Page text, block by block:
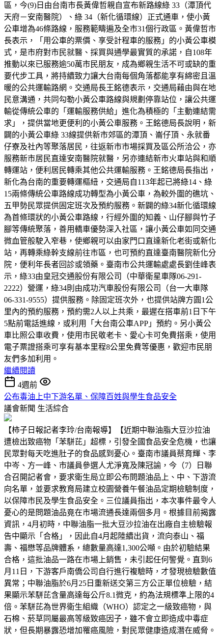
區，今(9)日由台南市長黃偉哲親自宣布新路線綠 33（潭頂代
天府－安南醫院）、綠 34（新化循環線）正式通車，使小黃
公車增為46條路線，服務範疇遍及全市31個行政區。黃偉哲市
長表示，「用公車的票價、享受計程車的服務」的小黃公車模
式，是市府對市民就醫、採買與通學最實質的承諾，自108年
推動以來已服務逾50萬市民朋友，成為鄉親生活不可或缺的重
要代步工具，將持續致力讓大台南每個角落都能享有綿密且溫
暖的公共運輸路網。交通局長王銘德表示，交通局藉由與在地
民意溝通，共同勾勒小黃公車路線與規劃停靠站位，讓公共運
輸從傳統公車的「運輸服務供給」進化為積極的「主動連結需
求」，提供當地更便利的小黃公車服務。王銘德局長說明，新
闢的小黃公車綠 33線提供新市郊區的潭頂、崙仔頂、永就番
仔寮及社內等聚落居民，往返新市市場採買及區公所洽公，亦
服務新市居民直達安南醫院就醫，另亦連結新市火車站與和順
轉運站，便利居民轉乘其他公共運輸服務。王銘德局長指出，
新化為台南的重要轉運樞紐，交通局自113年起已將綠14、綠
15兩條傳統公車路線成功轉型為小黃公車，為較外圍的礁坑、
五甲勢民眾提供固定班次及預約服務。新闢的綠34新化循環線
為首條環狀的小黃公車路線，行經外圍的知義、山仔腳與竹子
腳等傳統聚落，善用轎車優勢深入社區，讓小黃公車如同交通
微血管般駛入窄巷，使鄉親可以由家門口直達新化老街或新化
站，再轉乘綠幹支線前往市區，也可預約直達臺南醫院新化分
院，便利年長者回診或領藥。臺南市公共運輸處處長劉佳峰表
示，綠33由皇冠交通股份有限公司（中華衛星車隊06-291-
2222）營運，綠34則由成功汽車股份有限公司（台一大車隊
06-331-9555）提供服務。除固定班次外，也提供站牌方圓1公
里內的預約服務，預約需2人以上共乘，最遲在搭車前1日下午
5點前電話進線，或利用「大台南公車APP」預約。另小黃公
車比照公車收費，使用市民敬老卡、愛心卡可免費搭乘，使用
電子票證搭乘可享有基本里程8公里免費等優惠，歡迎市民朋
友們多加利用。
繼續閱讀
4週前
公布毒油上中下游名單、保障百姓與學生食品安全
議會新聞 生活綜合
【柿子日報記者李玲/台南報導】【近期中聯油脂大豆沙拉油
遭檢出致癌物「苯駢芘」超標，引發全國食品安全危機，也讓
民眾對每天吃進肚子的食品感到憂心。臺南市議員蔡育輝、李
中岑、方一峰、市議員參選人尤淨寬及陳冠諭，今（7）日聯
合召開記者會，要求衛生局立即公布問題油品上、中、下游流
向名單，並要求教育局建立校園營養午餐油品定期檢驗制度，
以保障市民及學生食品安全。三位議員指出，本次事件最令人
憂心的是問題油品竟在市場流通長達兩個多月。根據目前揭露
資訊，4月初時，中聯油脂一批大豆沙拉油在出廠自主檢驗報
告中顯示「合格」，因此自4月起陸續出貨，流向泰山、福
壽、福懋等品牌體系，總數量高達1,300公噸。由於初驗結果
合格，這批油品一路在市場上銷售，未引起任何警覺。直到6
月11日，下游客戶南僑公司自行進行複驗時，才發現檢驗數值
異常；中聯油脂於6月25日重新送交第三方公正單位檢驗，結
果顯示苯駢芘含量高達每公斤8.1微克，約為法規標準上限的4
倍。苯駢芘為世界衛生組織（WHO）認定之一級致癌物，與
石棉、菸草同屬最高等級致癌因子，雖不會立即造成中毒症
狀，但長期暴露恐增加罹癌風險，對民眾健康造成潛在威脅。